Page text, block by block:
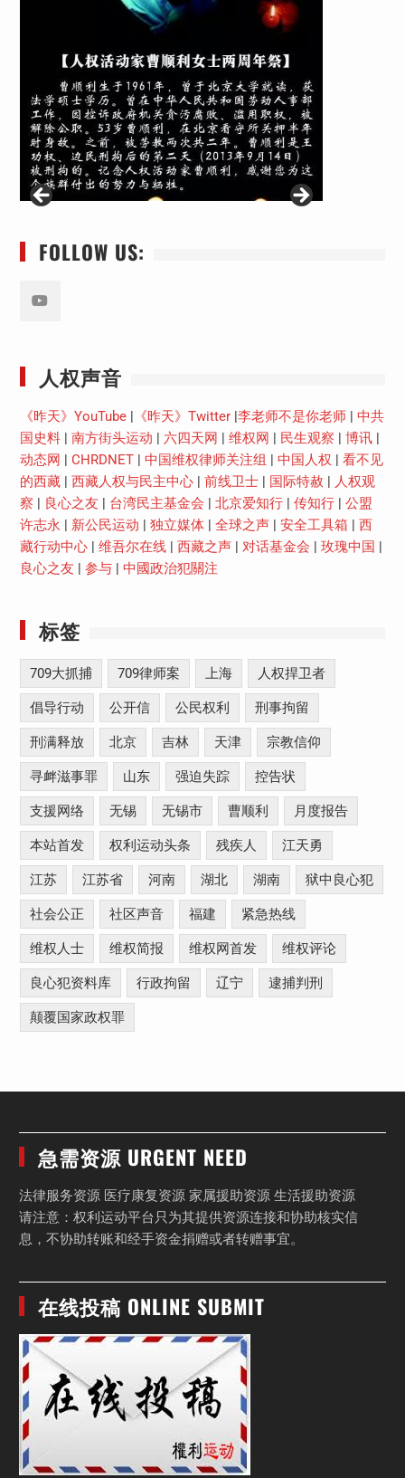
FOLLOW US:
人权声音
《昨天》YouTube| 《昨天》Twitter| 李老师不是你老师| 中共
国史料| 南方街头运动 六四天网 维权网 民生观察 博讯|
动态网
CHRDNET| 中国维权律师关注组 中国人权
看不见
的西藏| 西藏人权与民主中心| 前线卫士| 国际特赦
人权观
察
良心之友 台湾民主基金会 北京爱知行| 传知行| 公盟
许志永
新公民运动 独立媒体| 全球之声| 安全工具箱
西
藏行动中心| 维吾尔在线| 西藏之声| 对话基金会 玫瑰中国
良心之友
参与| 中國政治犯關注
标签
709大抓捕 709律师案 上海 人权捍卫者
倡导行动 公开信 公民权利 刑事拘留
刑满释放 北京 吉林 天津 宗教信仰
寻衅滋事罪 山东 强迫失踪 控告状
支援网络 无锡 无锡市 曹顺利 月度报告
本站首发 权利运动头条 残疾人 江天勇
江苏 江苏省 河南 湖北 湖南 狱中良心犯
社会公正 社区声音 福建 紧急热线
维权人士 维权简报 维权网首发 维权评论
良心犯资料库 行政拘留 辽宁 逮捕判刑
颠覆国家政权罪
急需资源 URGENT NEED
法律服务资源 医疗康复资源 家属援助资源 生活援助资源
请注意：权利运动平台只为其提供资源连接和协助核实信
息，不协助转账和经手资金捐赠或者转赠事宜。
在线投稿 ONLINE SUBMIT